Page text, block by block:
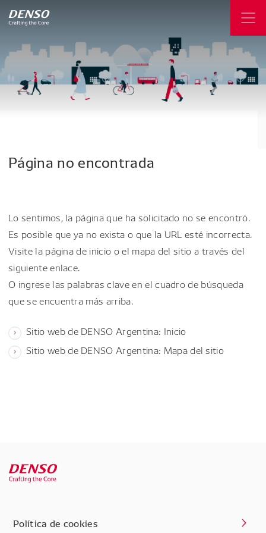
Página no encontrada
Lo sentimos, la página que ha solicitado no se encontró.
Es posible que ya no exista o que la URL esté incorrecta.
Visite la página de inicio o el mapa del sitio a través del
siguiente enlace.
O ingrese las palabras clave en el cuadro de búsqueda
que se encuentra más arriba.
Sitio web de DENSO Argentina: Inicio
Sitio web de DENSO Argentina: Mapa del sitio
Política de cookies